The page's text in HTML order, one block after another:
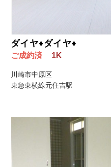
ダイヤ♦ダイヤ♦
ご成約済 1K
川崎市中原区
東急東横線元住吉駅